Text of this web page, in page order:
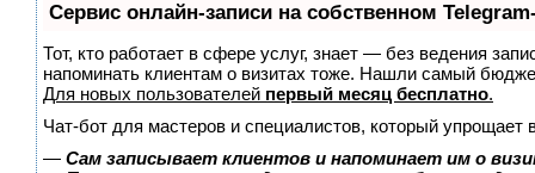
Сервис онлайн-записи на собственном
Тот, кто работает в сфере услуг, знает — без ведения
напоминать клиентам о визитах тоже. Нашли самый
Для новых пользователей первый месяц бесплатно.
Чат-бот для мастеров и специалистов, который упрощает
— Сам записывает клиентов и напоминает им о